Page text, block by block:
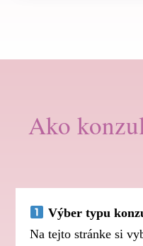
Ako
Výber typu
Na tejto stránke si